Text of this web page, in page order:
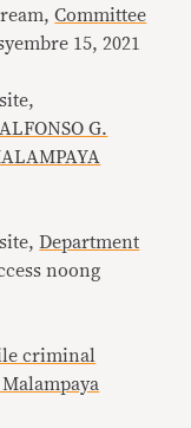
Committee
15, 2021
G.
Department
noong
criminal